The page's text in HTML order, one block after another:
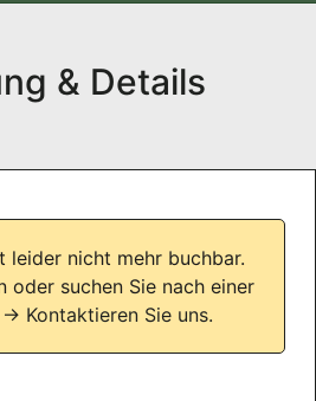
& Details
leider nicht mehr buchbar.
oder suchen Sie nach einer
→ Kontaktieren Sie uns.